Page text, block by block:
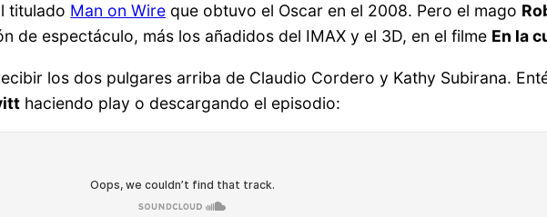
titulado Man on Wire que obtuvo el Oscar en el 2008. Pero el mago
de espectáculo, más los añadidos del IMAX y el 3D, en el filme En la
los dos pulgares arriba de Claudio Cordero y Kathy Subirana.
haciendo play o descargando el episodio: